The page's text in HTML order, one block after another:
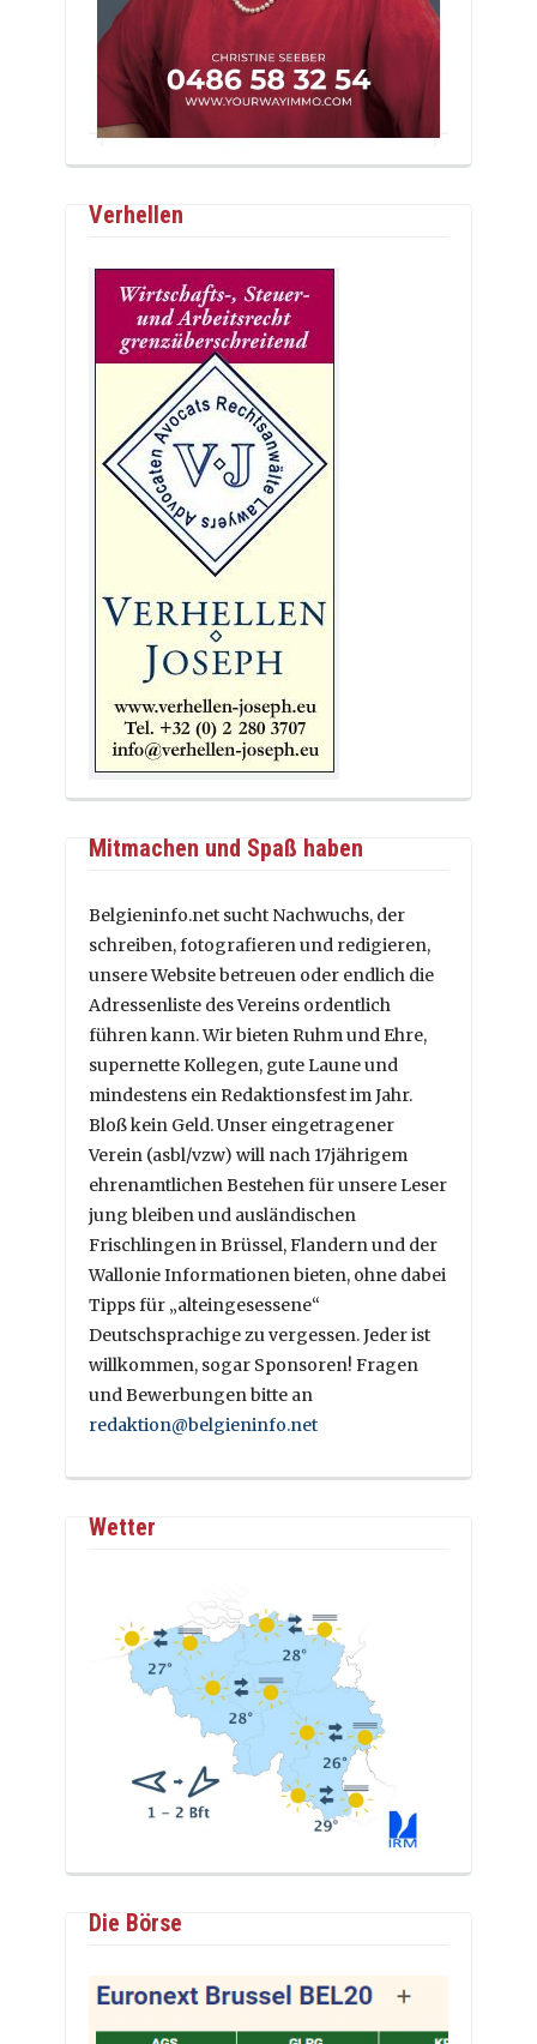
Verhellen
Mitmachen und Spaß haben
Belgieninfo.net sucht Nachwuchs, der
schreiben, fotografieren und redigieren,
unsere Website betreuen oder endlich die
Adressenliste des Vereins ordentlich
führen kann. Wir bieten Ruhm und Ehre,
supernette Kollegen, gute Laune und
mindestens ein Redaktionsfest im Jahr.
Bloß kein Geld. Unser eingetragener
Verein (asbl/vzw) will nach 17jährigem
ehrenamtlichen Bestehen für unsere Leser
jung bleiben und ausländischen
Frischlingen in Brüssel, Flandern und der
Wallonie Informationen bieten, ohne dabei
Tipps für „alteingesessene“
Deutschsprachige zu vergessen. Jeder ist
willkommen, sogar Sponsoren! Fragen
und Bewerbungen bitte an
redaktion@belgieninfo.net
Wetter
Die Börse